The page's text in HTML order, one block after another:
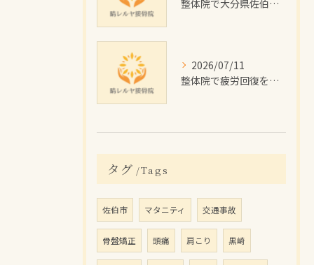
整体院で大分県佐伯市のむくみを根本改善するためのセルフケアと施術のポイント解説
2026/07/11
整体院で疲労回復を目指す佐伯市の施術効果と費用・通院プラン徹底解説
タグ Tags
佐伯市 マタニティ 交通事故
骨盤矯正 頭痛 肩こり 黒崎